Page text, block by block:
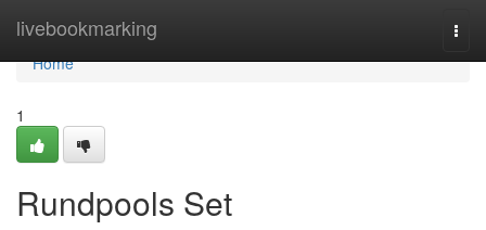
livebookmarking
Home
Home
1
Rundpools Set